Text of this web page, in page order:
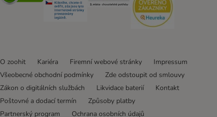
O zoohit Kariéra Firemní webové stránky
Impressum
Všeobecné obchodní podmínky
Zde odstoupit od smlouvy
Zákon o digitálních službách
Likvidace baterií
Kontakt
Poštovné a dodací termín
Způsoby platby
Partnerský program
Ochrana osobních údajů